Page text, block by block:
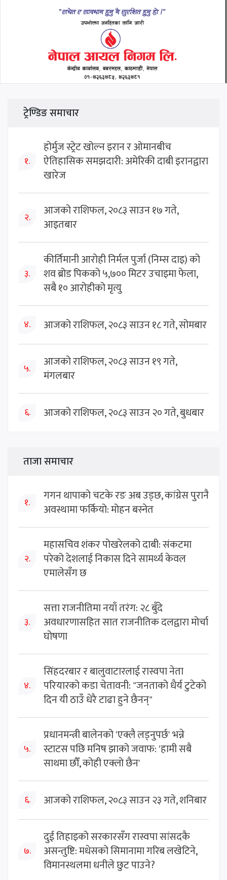
ट्रेण्डिङ समाचार
१.
होर्मुज स्ट्रेट खोल्न इरान र ओमानबीच
ऐतिहासिक समझदारी: अमेरिकी दाबी इरानद्वारा
खारेज
२.
आजको राशिफल, २०८३ साउन १७ गते,
आइतबार
३.
कीर्तिमानी आरोही निर्मल पुर्जा (निम्स दाइ) को
शव ब्रोड पिकको ५,७०० मिटर उचाइमा फेला,
सबै १० आरोहीको मृत्यु
४. आजको राशिफल, २०८३ साउन १८ गते, सोमबार
५.
आजको राशिफल, २०८३ साउन १९ गते,
मंगलबार
६. आजको राशिफल, २०८३ साउन २० गते, बुधबार
ताजा समाचार
१.
गगन थापाको चटके रङ अब उड्छ, कांग्रेस पुरानै
अवस्थामा फर्कियो: मोहन बस्नेत
२.
महासचिव शंकर पोखरेलको दाबी: संकटमा
परेको देशलाई निकास दिने सामर्थ्य केवल
एमालेसँग छ
३.
सत्ता राजनीतिमा नयाँ तरंग: २८ बुँदे
अवधारणासहित सात राजनीतिक दलद्वारा मोर्चा
घोषणा
४.
सिंहदरबार र बालुवाटारलाई रास्वपा नेता
परियारको कडा चेतावनी: "जनताको धैर्य टुटेको
दिन यी ठाउँ धेरै टाढा हुने छैनन्"
५.
प्रधानमन्त्री बालेनको 'एक्लै लड्नुपर्छ' भन्ने
स्टाटस पछि मनिष झाको जवाफ: 'हामी सबै
साथमा छौँ, कोही एक्लो छैन'
६. आजको राशिफल, २०८३ साउन २३ गते, शनिबार
७.
दुई तिहाइको सरकारसँग रास्वपा सांसदकै
असन्तुष्टि: मधेसको सिमानामा गरिब लखेटिने,
विमानस्थलमा धनीले छुट पाउने?